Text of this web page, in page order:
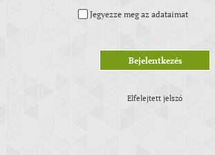
Jegyezze meg az adataimat
Elfelejtett jelszó
Bejelentkezés